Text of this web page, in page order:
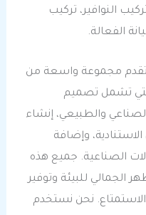
النوافير، تركيب
الفعالة.
مجموعة واسعة من
تشمل تصميم
والطبيعي، إنشاء
وإضافة
الصناعية. جميع هذه
للبيئة وتوفير
نحن نستخدم